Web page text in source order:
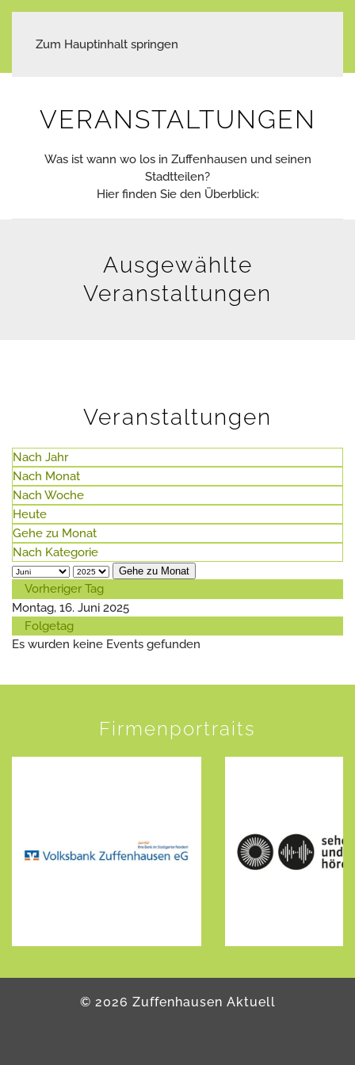
Zum Hauptinhalt springen
VERANSTALTUNGEN
Was ist wann wo los in Zuffenhausen und seinen
Stadtteilen?
Hier finden Sie den Überblick:
Ausgewählte
Veranstaltungen
Veranstaltungen
Nach Jahr
Nach Monat
Nach Woche
Heute
Gehe zu Monat
Nach Kategorie
Gehe zu Monat
Vorheriger Tag
Montag, 16. Juni 2025
Folgetag
Es wurden keine Events gefunden
Firmenportraits
© 2026 Zuffenhausen Aktuell